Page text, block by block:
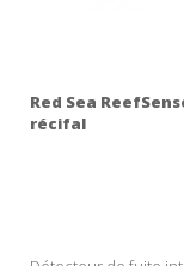
Red Sea
récifal